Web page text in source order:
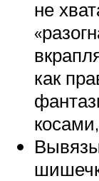
не
как